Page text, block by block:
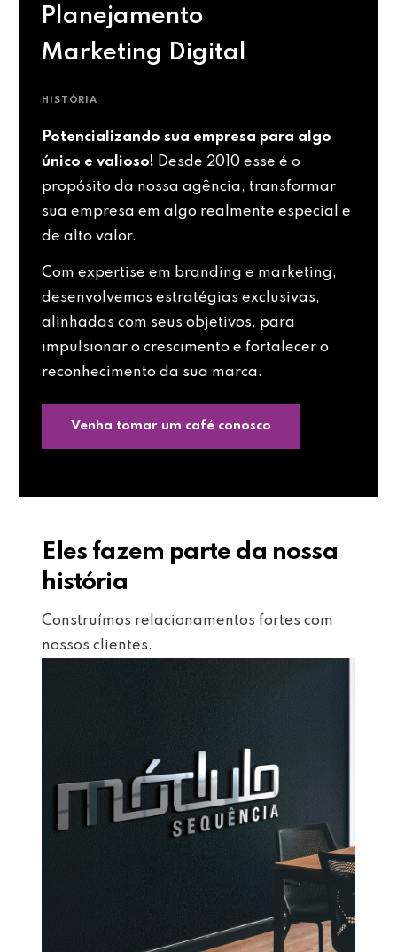
Planejamento
Marketing Digital
HISTÓRIA
Potencializando sua empresa para algo
único e valioso! Desde 2010 esse é o
propósito da nossa agência, transformar
sua empresa em algo realmente especial e
de alto valor.
Com expertise em branding e marketing,
desenvolvemos estratégias exclusivas,
alinhadas com seus objetivos, para
impulsionar o crescimento e fortalecer o
reconhecimento da sua marca.
Venha tomar um café conosco
Eles fazem parte da nossa
história
Construímos relacionamentos fortes com
nossos clientes.